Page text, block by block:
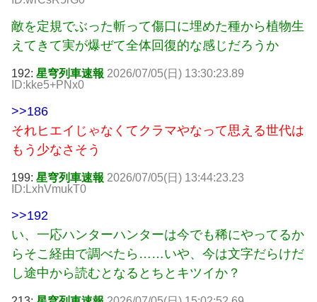
敵を定規でぶった斬って傷口に埋めた種から植物生
えてきて実が爆ぜて全体回復的な感じだろうか
192: 星穹列車速報 2026/07/05(日) 13:30:23.89
ID:kke5+PNx0
>>186
それヒエイじゃなくてクラマやなって思える世代は
もう少なさそう
199: 星穹列車速報 2026/07/05(日) 13:44:23.23
ID:LxhVmukT0
>>192
い、一応ハンターハンターは今でも稀にやってるか
らそこ経由で調べたら……いや、今は文字だらけだ
し途中から読むとなるとちとキツイか？